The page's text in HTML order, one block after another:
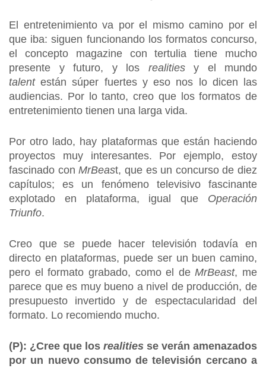
El entretenimiento va por el mismo camino por el
que iba: siguen funcionando los formatos concurso,
el concepto magazine con tertulia tiene mucho
presente y futuro, y los realitiesy el mundo
talentestán súper fuertes y eso nos lo dicen las
audiencias. Por lo tanto, creo que los formatos de
entretenimiento tienen una larga vida.
Por otro lado, hay plataformas que están haciendo
proyectos muy interesantes. Por ejemplo, estoy
fascinado conMrBeast, que es un concurso de diez
capítulos; es un fenómeno televisivo fascinante
explotado en plataforma, igual que Operación
Triunfo.
Creo que se puede hacer televisión todavía en
directo en plataformas, puede ser un buen camino,
pero el formato grabado, como el deMrBeast, me
parece que es muy bueno a nivel de producción, de
presupuesto invertido y de espectacularidad del
formato. Lo recomiendo mucho.
(P): ¿Cree que los realities se verán amenazados
por un nuevo consumo de televisión cercano a